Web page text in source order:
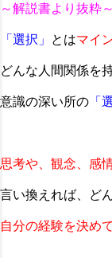
～解説書より抜粋～
「選択」 とはマイ
どんな人間関係を
意識の深い所の 「
思考や、観念、感
言い換えれば、ど
自分の経験を決め